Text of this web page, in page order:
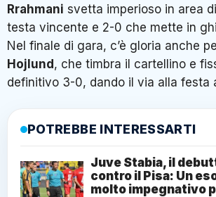
Rrahmani svetta imperioso in area
testa vincente e 2-0 che mette in
Nel finale di gara, c’è gloria anche
Hojlund , che timbra il cartellino e
definitivo 3-0, dando il via alla festa
POTREBBE INTERESSARTI
Juve Stabia, il
contro il Pisa: Un
molto impegnativo